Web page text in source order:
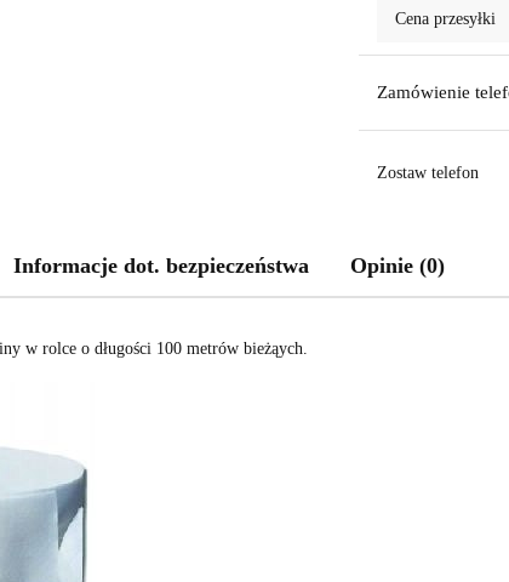
Cena przesyłki
Zamówienie
Zostaw telefon
Informacje dot. bezpieczeństwa Opinie (0)
w rolce o długości 100 metrów bieżąych.